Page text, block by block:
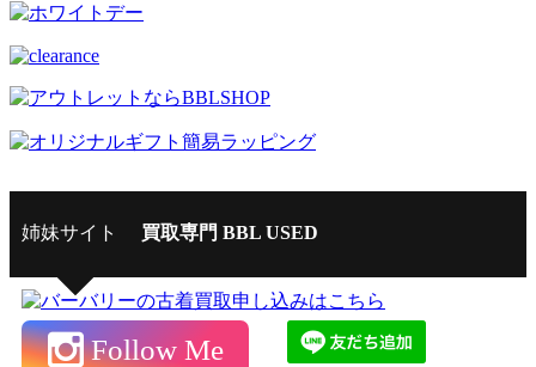
姉妹サイト 買取専門 BBL USED
Follow Me